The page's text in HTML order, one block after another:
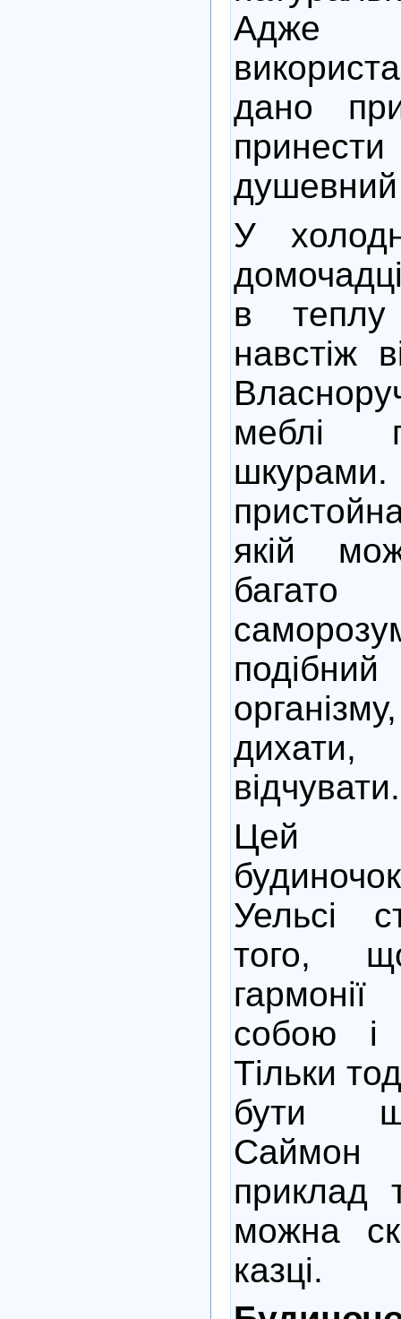
Адже
дано
душевний
У
в теплу
навстіж
меблі
якій
багато
відчувати.
Цей
Уельсі
того,
собою і
Тільки
бути
приклад
можна
казці.